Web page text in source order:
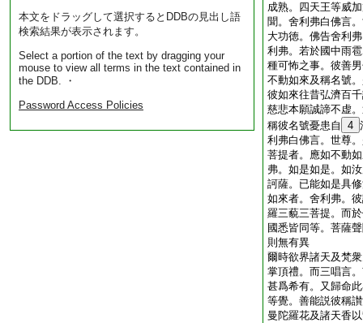
本文をドラッグして選択するとDDBの見出し語
検索結果が表示されます。
Select a portion of the text by dragging your
mouse to view all terms in the text contained in
the DDB. ・
Password Access Policies
成熟。四天王等威
聞。舍利弗白佛言
大功徳。佛告舍利
利弗。若於國中雨
種可怖之事。彼善
不動如來及稱名號
彼如來往昔弘濟百
慈悲本願誠諦不虚
稱彼名號憂患自
4
利弗白佛言。世尊
菩提者。應如不動
弗。如是如是。如
訶薩。已能如是具
如來者。舍利弗。
羅三藐三菩提。而
國悉皆同等。菩薩
則無有異
爾時欲界諸天及梵
掌頂禮。而三唱言
甚爲希有。又歸命
等覺。善能説彼稱
曼陀羅花及諸天香